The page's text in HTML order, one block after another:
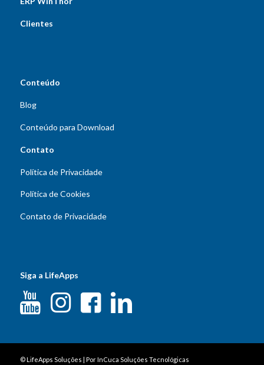
Clientes
Conteúdo
Blog
Conteúdo para Download
Contato
Política de Privacidade
Política de Cookies
Contato de Privacidade
Siga a LifeApps
©LifeApps Soluções | PorInCuca Soluções Tecnológicas